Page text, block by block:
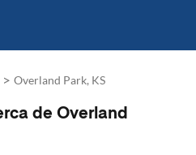
> Overland Park, KS
de Overland